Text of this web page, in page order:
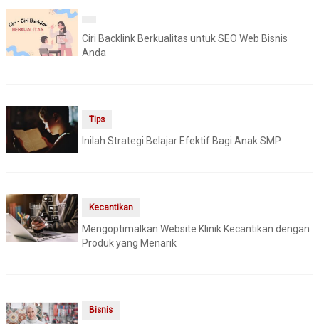
Ciri Backlink Berkualitas untuk SEO Web Bisnis
Anda
Tips
Inilah Strategi Belajar Efektif Bagi Anak SMP
Kecantikan
Mengoptimalkan Website Klinik Kecantikan dengan
Produk yang Menarik
Bisnis